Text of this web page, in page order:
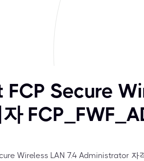
FCP Secure
Wireless LAN 7.4 Administrator 자